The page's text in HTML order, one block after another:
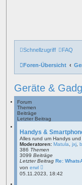
Schnellzugriff FAQ
Foren-Übersicht
Geräte &
Forum
Themen
Beiträge
Letzter Beitrag
Handys &
Alles rund um Handys
Moderatoren: Matula jxj
386 Themen
3099 Beiträge
Letzter Beitrag Re:
von erwl
e
u
05.11.2023, 18:42